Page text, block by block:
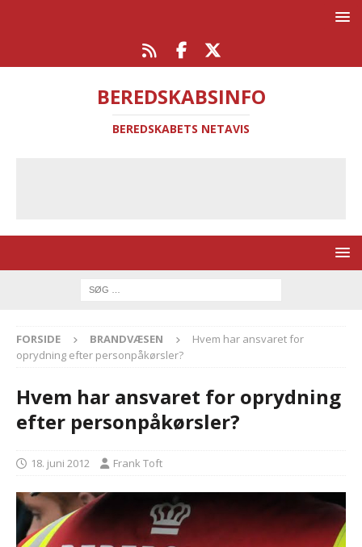
BEREDSKABSINFO
BEREDSKABETS NETAVIS
FORSIDE BRANDVÆSEN
Hvem har ansvaret for
oprydning efter personpåkørsler?
Hvem har ansvaret for oprydning
efter personpåkørsler?
18. juni 2012 Frank Toft